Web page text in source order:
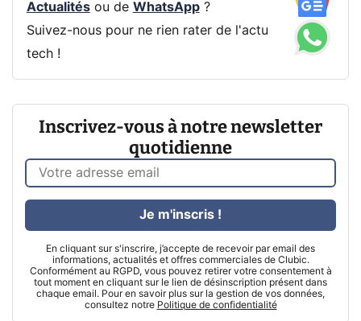
Actualitésou de WhatsApp?
Suivez-nous pour ne rien rater de l'actu
tech !
Inscrivez-vous à notre newsletter
quotidienne
En cliquant sur s'inscrire, j’accepte de recevoir par email des
informations, actualités et offres commerciales de Clubic.
Conformément au RGPD, vous pouvez retirer votre consentement à
tout moment en cliquant sur le lien de désinscription présent dans
chaque email. Pour en savoir plus sur la gestion de vos données,
consultez notre Politique de confidentialité
Je m'inscris !